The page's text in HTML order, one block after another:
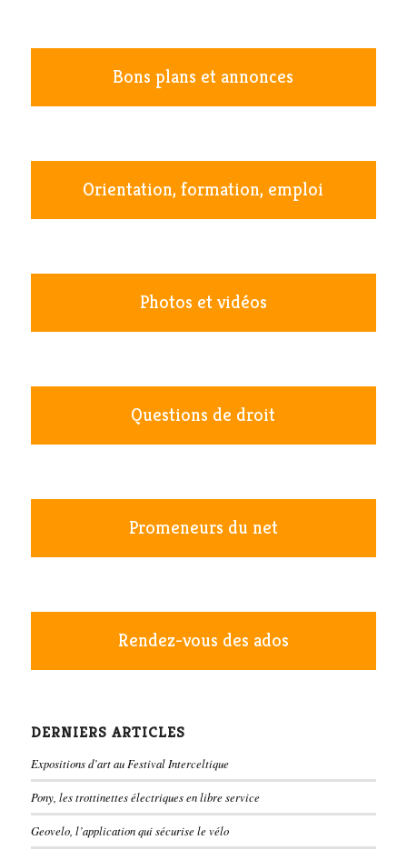
Bons plans et annonces
Orientation, formation, emploi
Photos et vidéos
Questions de droit
Promeneurs du net
Rendez-vous des ados
DERNIERS ARTICLES
Expositions d’art au Festival Interceltique
Pony, les trottinettes électriques en libre service
Geovelo, l’application qui sécurise le vélo